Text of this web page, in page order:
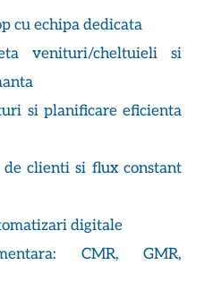
cu echipa dedicata
venituri/cheltuieli si
si planificare eficienta
clienti si flux constant
digitale
CMR, GMR,